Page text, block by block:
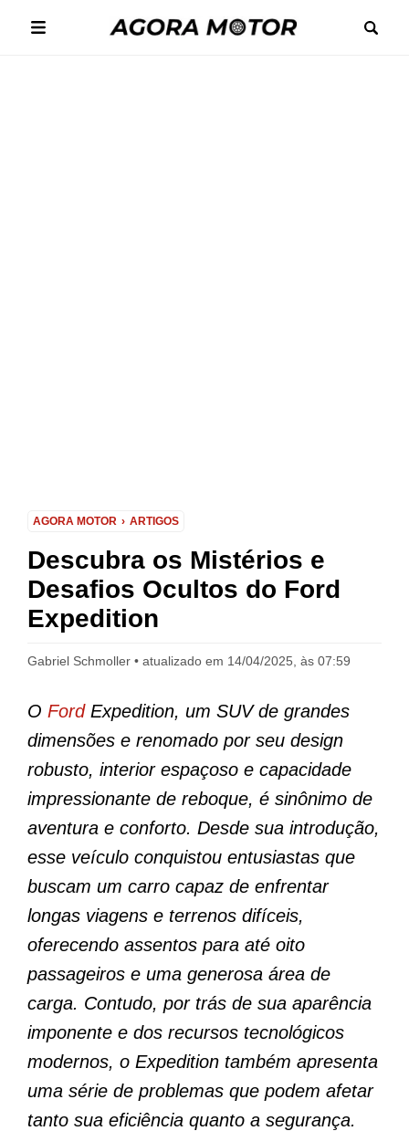
AGORA MOTOR ARTIGOS
Descubra os Mistérios e
Desafios Ocultos do Ford
Expedition
Gabriel Schmoller atualizado em 14/04/2025, às 07:59
O FordExpedition, um SUV de grandes
dimensões e renomado por seu design
robusto, interior espaçoso e capacidade
impressionante de reboque, é sinônimo de
aventura e conforto. Desde sua introdução,
esse veículo conquistou entusiastas que
buscam um carro capaz de enfrentar
longas viagens e terrenos difíceis,
oferecendo assentos para até oito
passageiros e uma generosa área de
carga. Contudo, por trás de sua aparência
imponente e dos recursos tecnológicos
modernos, o Expedition também apresenta
uma série de problemas que podem afetar
tanto sua eficiência quanto a segurança.